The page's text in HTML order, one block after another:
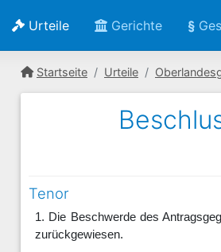
Urteile Gerichte §
Startseite Urteile
Tenor
1. Die Beschwerde des
zurückgewiesen.